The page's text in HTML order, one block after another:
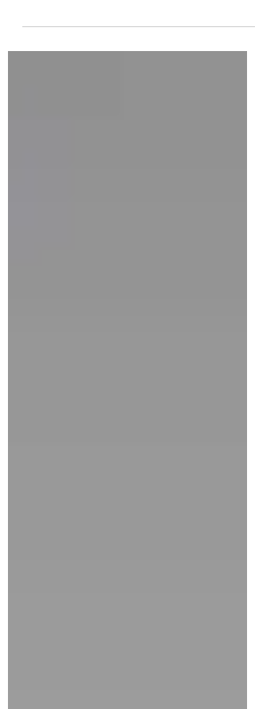
risque Symptômes et évolution
Traitements Conclusion 1. Définition Le